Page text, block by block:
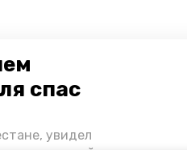
спас
увидел